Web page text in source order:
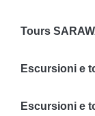
Tours
Escursioni e
Escursioni e